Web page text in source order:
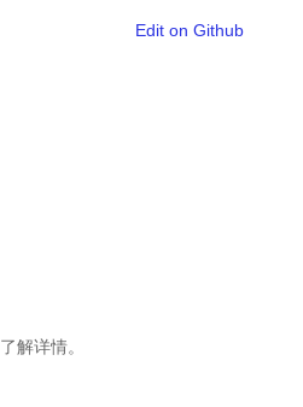
Edit on Github
了解详情。